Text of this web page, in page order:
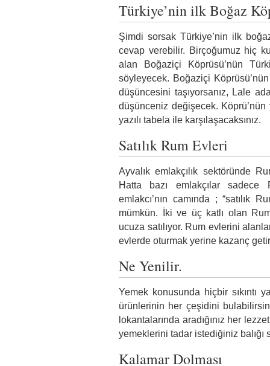
Türkiye’nin ilk Boğaz
Şimdi sorsak Türkiye’nin ilk
cevap verebilir. Birçoğumuz hiç
alan Boğaziçi Köprüsü’nün
söyleyecek. Boğaziçi
düşüncesini taşıyorsanız, Lale
düşünceniz değişecek.
yazılı tabela ile karşılaşacaksınız.
Satılık Rum Evleri
Ayvalık emlakçılık sektöründe
Hatta bazı emlakçılar sadece
emlakcı’nın camında ; “satılık
mümkün. İki ve üç katlı olan
ucuza satılıyor. Rum evlerini
evlerde oturmak yerine kazanç
Ne Yenilir.
Yemek konusunda hiçbir sıkıntı
ürünlerinin her çeşidini
lokantalarında aradığınız her
yemeklerini tadar istediğiniz
Kalamar Dolması